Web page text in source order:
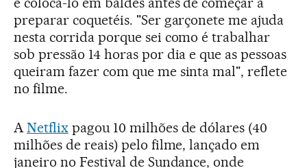
preparar coquetéis. "Ser garçonete me ajuda
nesta corrida porque sei como é trabalhar
sob pressão 14 horas por dia e que as pessoas
queiram fazer com que me sinta mal", reflete
no filme.
ANetflixpagou 10 milhões de dólares (40
milhões de reais) pelo filme, lançado em
janeiro no Festival de Sundance, onde